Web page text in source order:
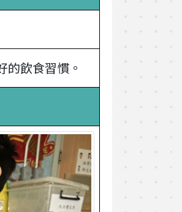
飲食習慣。